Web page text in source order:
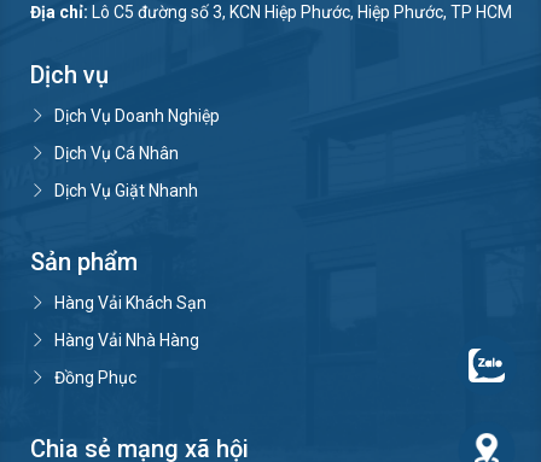
Địa chỉ: Lô C5 đường số 3, KCN Hiệp Phước, Hiệp Phước, TP HCM
Dịch vụ
Dịch Vụ Doanh Nghiệp
Dịch Vụ Cá Nhân
Dịch Vụ Giặt Nhanh
Sản phẩm
Hàng Vải Khách Sạn
Hàng Vải Nhà Hàng
Đồng Phục
Chia sẻ mạng xã hội